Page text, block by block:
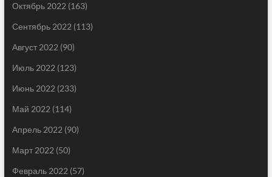
Октябрь 2022 (163)
Сентябрь 2022 (113)
Август 2022 (90)
Июль 2022 (123)
Июнь 2022 (233)
Май 2022 (114)
Апрель 2022 (90)
Март 2022 (50)
Февраль 2022 (57)